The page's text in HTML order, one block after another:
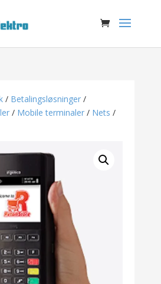
/ Betalingsløsninger/
/ Mobile terminaler/ Nets /